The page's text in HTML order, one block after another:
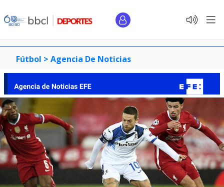
Fútbol > Agencia De Noticias